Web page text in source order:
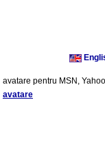
avatare pentru MSN,
avatare